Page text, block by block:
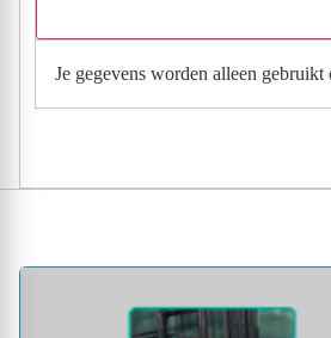
Je gegevens worden alleen